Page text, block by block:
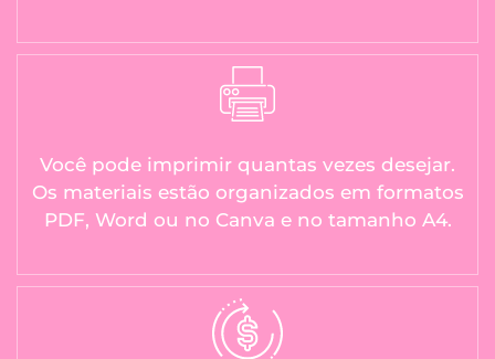
Você pode imprimir quantas vezes desejar.
Os materiais estão organizados em formatos
PDF, Word ou no Canva e no tamanho A4.